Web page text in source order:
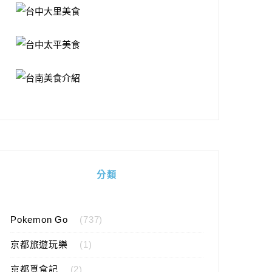
分類
Pokemon Go (737)
京都旅遊玩樂 (1)
京都覓食記 (2)